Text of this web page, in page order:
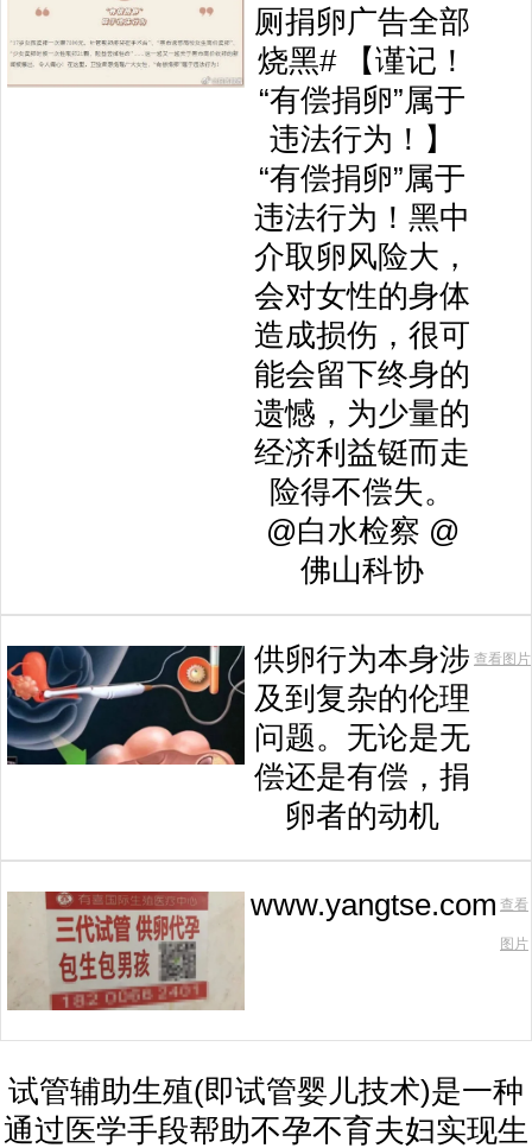
厕捐卵广告全部
烧黑# 【谨记！
“有偿捐卵”属于
违法行为！】
“有偿捐卵”属于
违法行为！黑中
介取卵风险大，
会对女性的身体
造成损伤，很可
能会留下终身的
遗憾，为少量的
经济利益铤而走
险得不偿失。
@白水检察 @
佛山科协
供卵行为本身涉
及到复杂的伦理
问题。无论是无
偿还是有偿，捐
卵者的动机
查看图片
www.yangtse.com 查看
图片
试管辅助生殖(即试管婴儿技术)是一种
通过医学手段帮助不孕不育夫妇实现生